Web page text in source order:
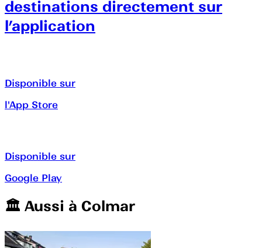
destinations directement sur
l’application
Disponible sur
l'App Store
Disponible sur
Google Play
🏛️️ Aussi à Colmar